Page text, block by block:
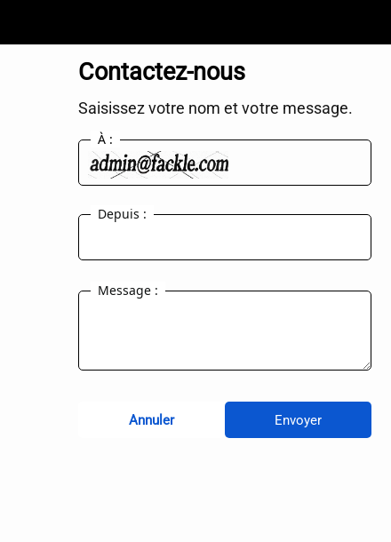
Contactez-nous
Saisissez votre nom et votre message.
À :
Depuis :
Message :
Annuler Envoyer